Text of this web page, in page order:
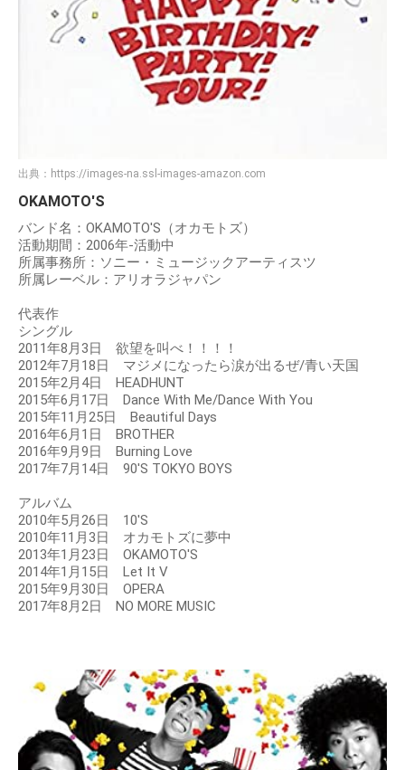
出典： https://images-na.ssl-images-amazon.com
OKAMOTO'S
バンド名：OKAMOTO'S（オカモトズ）
活動期間：2006年-活動中
所属事務所：ソニー・ミュージックアーティスツ
所属レーベル：アリオラジャパン
代表作
シングル
2011年8月3日 欲望を叫べ！！！！
2012年7月18日 マジメになったら涙が出るぜ/青い天国
2015年2月4日 HEADHUNT
2015年6月17日 Dance With Me/Dance With You
2015年11月25日 Beautiful Days
2016年6月1日 BROTHER
2016年9月9日 Burning Love
2017年7月14日 90'S TOKYO BOYS
アルバム
2010年5月26日 10'S
2010年11月3日 オカモトズに夢中
2013年1月23日 OKAMOTO'S
2014年1月15日 Let It V
2015年9月30日 OPERA
2017年8月2日 NO MORE MUSIC